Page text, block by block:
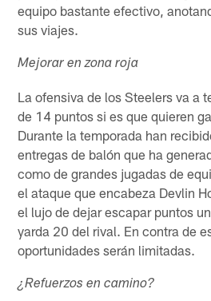
equipo bastante efectivo,
sus viajes.
Mejorar en zona roja
La ofensiva de los Steelers va a
de 14 puntos si es que quieren
Durante la temporada han
entregas de balón que ha
como de grandes jugadas de
el ataque que encabeza Devlin
el lujo de dejar escapar puntos
yarda 20 del rival. En contra de
oportunidades serán limitadas.
¿Refuerzos en camino?